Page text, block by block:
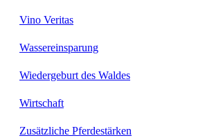
Vino Veritas
Wassereinsparung
Wiedergeburt des Waldes
Wirtschaft
Zusätzliche Pferdestärken